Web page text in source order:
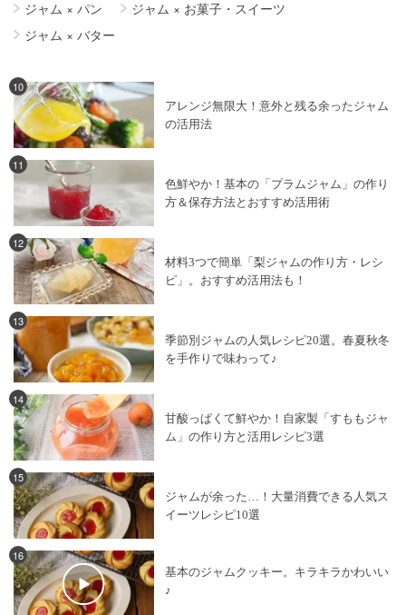
ジャム × パン ジャム × お菓子・スイーツ
ジャム × バター
10
アレンジ無限大！意外と残る余ったジャム
の活用法
11
色鮮やか！基本の「プラムジャム」の作り
方＆保存方法とおすすめ活用術
12
材料3つで簡単「梨ジャムの作り方・レシ
ピ」。おすすめ活用法も！
13
季節別ジャムの人気レシピ20選。春夏秋冬
を手作りで味わって♪
14
甘酸っぱくて鮮やか！自家製「すももジャ
ム」の作り方と活用レシピ3選
15
ジャムが余った…！大量消費できる人気ス
イーツレシピ10選
16
基本のジャムクッキー。キラキラかわいい
♪